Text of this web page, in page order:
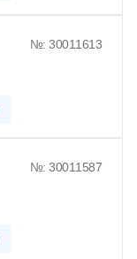
№: 30011613
№: 30011587